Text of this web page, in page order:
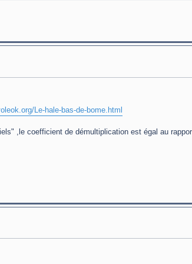
Le-hale-bas-de-bome.html
,le coefficient de démultiplication est égal au